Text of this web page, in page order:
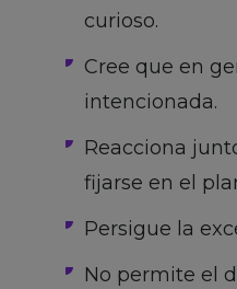
curioso.
Cree que en
intencionada.
Reacciona
fijarse en el
Persigue la
No permite el